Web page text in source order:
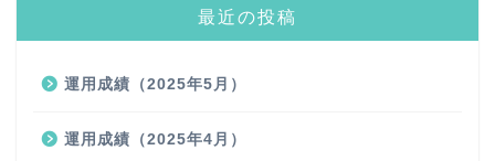
最近の投稿
運用成績（2025年5月）
運用成績（2025年4月）